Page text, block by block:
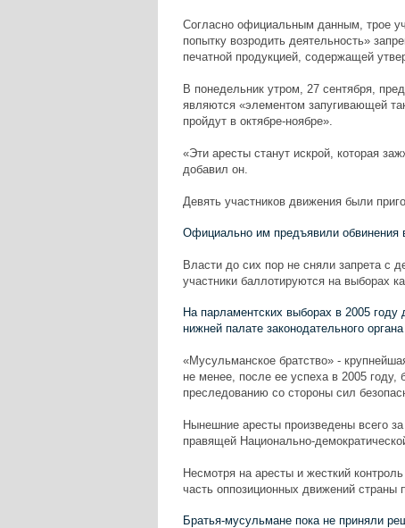
Согласно официальным данным, трое
попытку возродить деятельность»
печатной продукцией, содержащей
В понедельник утром, 27 сентября,
являются «элементом запугивающей
пройдут в октябре-ноябре».
«Эти аресты станут искрой, которая
добавил он.
Девять участников движения были
Официально им предъявили обвинения
Власти до сих пор не сняли запрета с
участники баллотируются на выборах
На парламентских выборах в 2005
нижней палате законодательного органа
«Мусульманское братство» -
не менее, после ее успеха в 2005 году,
преследованию со стороны сил
Нынешние аресты произведены всего
правящей Национально-
Несмотря на аресты и жесткий
часть оппозиционных движений страны
Братья-мусульмане пока не приняли